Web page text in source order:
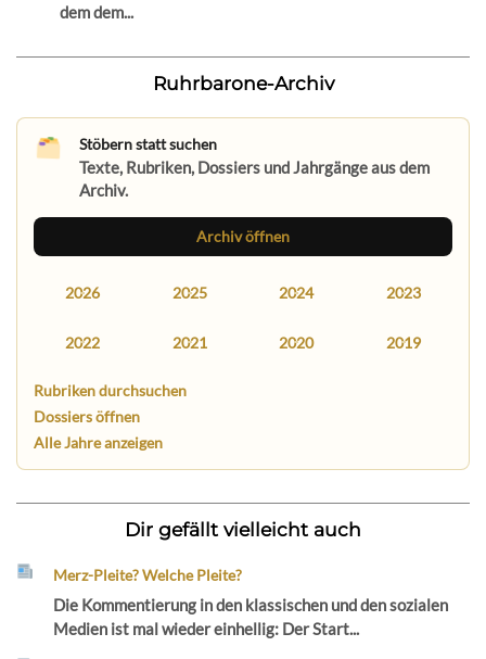
dem dem...
Ruhrbarone-Archiv
Stöbern statt suchen
Texte, Rubriken, Dossiers und Jahrgänge aus dem
Archiv.
Archiv öffnen
2026 2025 2024 2023
2022 2021 2020 2019
Rubriken durchsuchen
Dossiers öffnen
Alle Jahre anzeigen
Dir gefällt vielleicht auch
Merz-Pleite? Welche Pleite?
Die Kommentierung in den klassischen und den sozialen
Medien ist mal wieder einhellig: Der Start...